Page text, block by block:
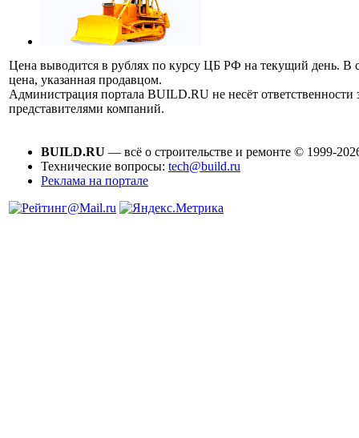
Цена выводится в рублях по курсу ЦБ РФ на текущий день. В
цена, указанная продавцом.
Администрация портала BUILD.RU не несёт
представителями компаний.
BUILD.RU — всё о строительстве и ремонте © 1999-
Технические вопросы: tech@build.ru
Реклама на портале